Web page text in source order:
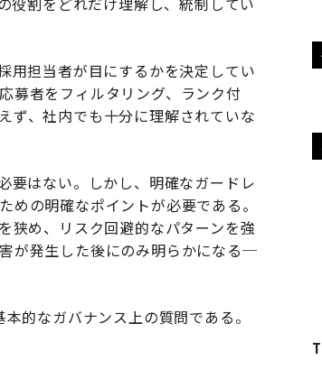
用担当者が目にするかを決定してい
募者をフィルタリング、ランク付
ず、社内でも十分に理解されていな
要はない。しかし、明確なガードレ
の明確なポイントが必要である。
狭め、リスク回避的なパターンを強
が発生した後にのみ明らかになる─
的なガバナンス上の質問である。